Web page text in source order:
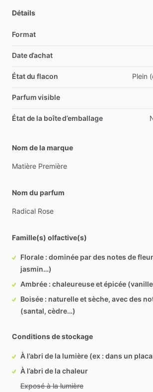
Détails
Format
Date d’achat
État du flacon Plein
Parfum visible
État de la boîte d’emballage
Nom de la marque
Matière Première
Nom du parfum
Radical Rose
Famille(s) olfactive(s)
Florale : dominée par des notes de
jasmin…)
Ambrée : chaleureuse et épicée
Boisée : naturelle et sèche, avec des
(santal, cèdre…)
Conditions de stockage
À l’abri de la lumière (ex : dans un
À l’abri de la chaleur
Exposé à la lumière